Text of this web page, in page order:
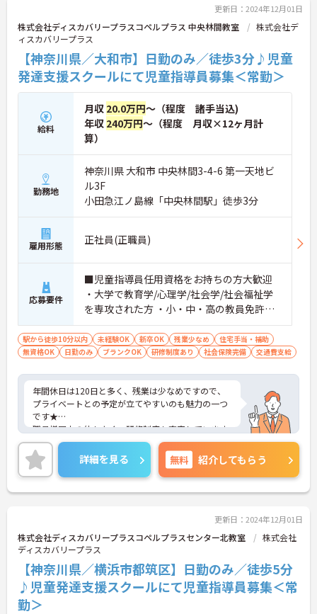
に詳細をお話しいたしますので、お気軽にご相談く
ださい。
更新日：2024年12月01日
株式会社ディスカバリープラスコペルプラス 中央林間教室
株式会社デ
ィスカバリープラス
【神奈川県／大和市】日勤のみ／徒歩3分♪児童
発達支援スクールにて児童指導員募集＜常勤＞
給料
月収 20.0万円～（程度 諸手当込)
年収 240万円～（程度 月収×12ヶ月計
算）
勤務地
神奈川県 大和市 中央林間3-4-6 第一天地ビ
ル3F
小田急江ノ島線「中央林間駅」徒歩3分
雇用形態 正社員(正職員)
応募要件
■児童指導員任用資格をお持ちの方大歓迎
・大学で教育学/心理学/社会学/社会福祉学
を専攻された方 ・小・中・高の教員免許、
幼稚園教諭の免許保有者 等 ※無資格・未経
験も相談可能
駅から徒歩10分以内 未経験OK 新卒OK 残業少なめ
住宅手当・補助
無資格OK
日勤のみ ブランクOK 研修制度あり 社会保険完備 交通費支給
年間休日は120日と多く、残業は少なめですので、
プライベートとの予定が立てやすいのも魅力の一つ
です★
職員様同士の仲もよく、研修制度も充実しています
ので、初めての方はもちろん、
働きながらスキルアップを目指したいという方にも
ぴったりです。
最寄駅からは徒歩3分と駅チカですので、アクセス
良好です♪
に詳細をお話しいたしますので、お気軽にご相談く
ださい。
詳細を見る 無料 紹介してもらう
更新日：2024年12月01日
株式会社ディスカバリープラスコペルプラスセンター北教室
株式会社
ディスカバリープラス
【神奈川県／横浜市都筑区】日勤のみ／徒歩5分
♪児童発達支援スクールにて児童指導員募集＜常
勤＞